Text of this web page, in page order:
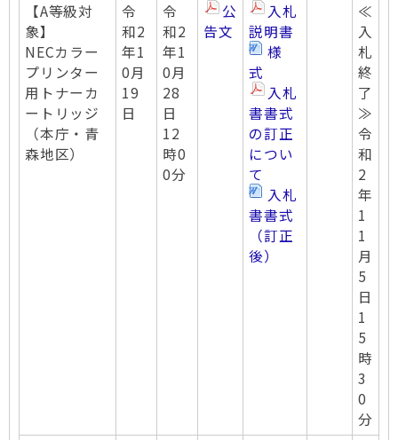
【A等級対
象】
NECカラー
プリンター
用トナーカ
ートリッジ
（本庁・青
森地区）
令
和2
年1
0月
19
日
令
和2
年1
0月
28
日
12
時0
0分
公
告文
入札
説明書
様
式
入札
書書式
の訂正
につい
て
入札
書書式
（訂正
後）
≪
入
札
終
了
≫
令
和
2
年
1
1
月
5
日
1
5
時
3
0
分